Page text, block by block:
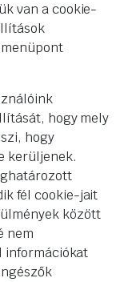
van a cookie-
hogy mely
hogy
kerüljenek.
fél cookie-jait
között
nem
információkat